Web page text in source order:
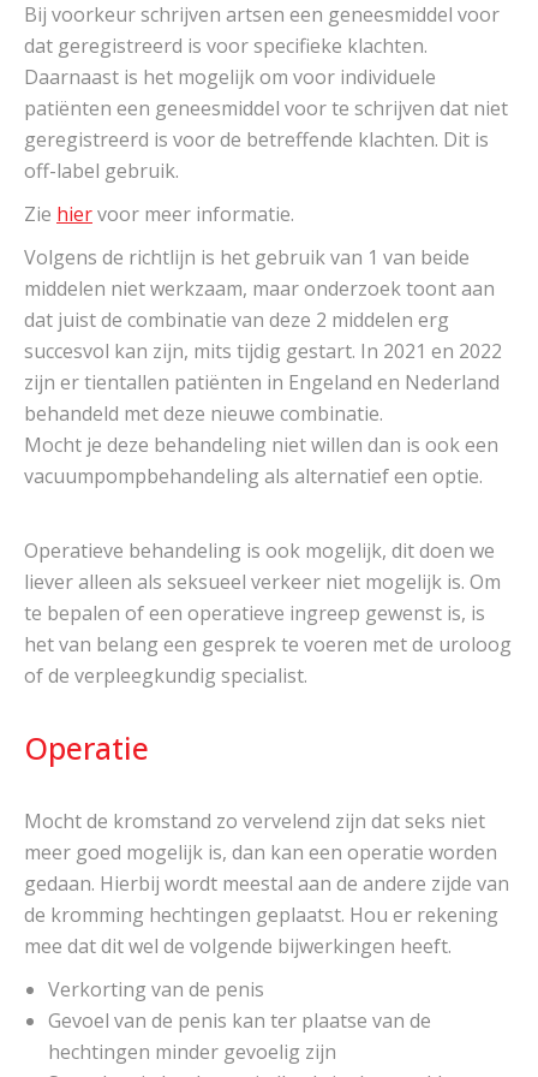
Bij voorkeur schrijven artsen een geneesmiddel voor
dat geregistreerd is voor specifieke klachten.
Daarnaast is het mogelijk om voor individuele
patiënten een geneesmiddel voor te schrijven dat niet
geregistreerd is voor de betreffende klachten. Dit is
off-label gebruik.
Zie hiervoor meer informatie.
Volgens de richtlijn is het gebruik van 1 van beide
middelen niet werkzaam, maar onderzoek toont aan
dat juist de combinatie van deze 2 middelen erg
succesvol kan zijn, mits tijdig gestart. In 2021 en 2022
zijn er tientallen patiënten in Engeland en Nederland
behandeld met deze nieuwe combinatie.
Mocht je deze behandeling niet willen dan is ook een
vacuumpompbehandeling als alternatief een optie.
Operatieve behandeling is ook mogelijk, dit doen we
liever alleen als seksueel verkeer niet mogelijk is. Om
te bepalen of een operatieve ingreep gewenst is, is
het van belang een gesprek te voeren met de uroloog
of de verpleegkundig specialist.
Operatie
Mocht de kromstand zo vervelend zijn dat seks niet
meer goed mogelijk is, dan kan een operatie worden
gedaan. Hierbij wordt meestal aan de andere zijde van
de kromming hechtingen geplaatst. Hou er rekening
mee dat dit wel de volgende bijwerkingen heeft.
Verkorting van de penis
Gevoel van de penis kan ter plaatse van de
hechtingen minder gevoelig zijn